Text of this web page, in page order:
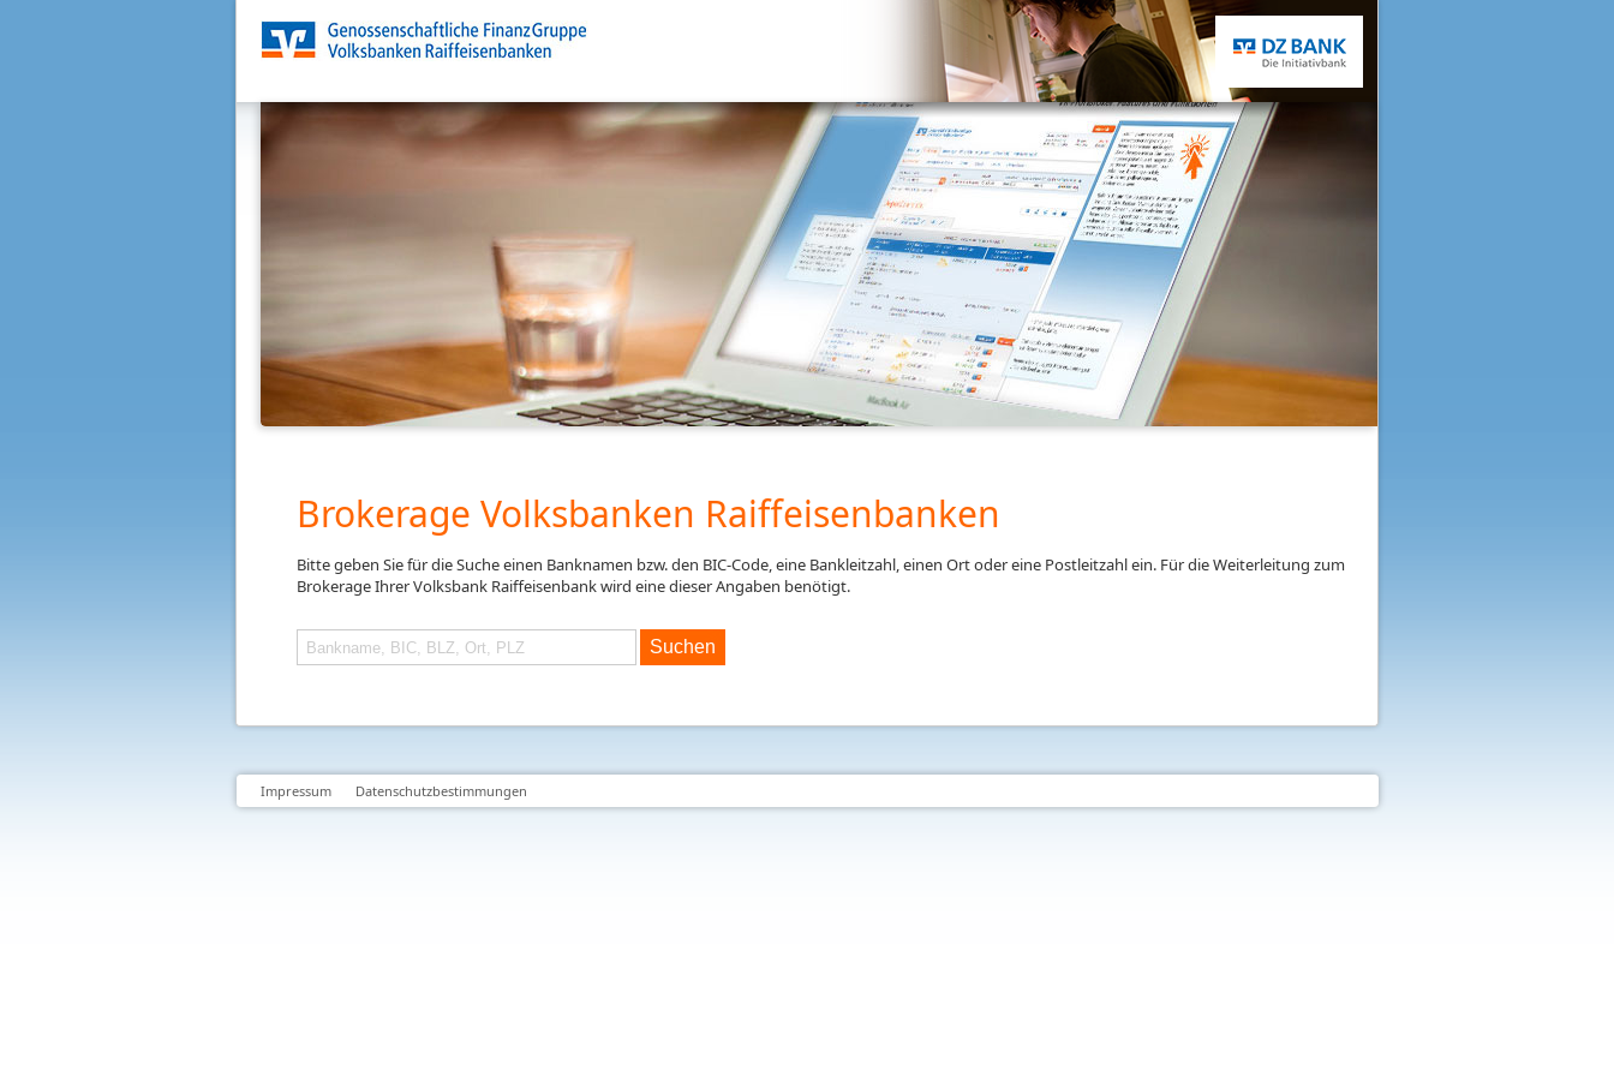
Brokerage Volksbanken Raiffeisenbanken
Bitte geben Sie für die Suche einen Banknamen bzw. den BIC-Code, eine Bankleitzahl, einen Ort oder eine Postleitzahl ein. Für die Weiterleitung zum
Brokerage Ihrer Volksbank Raiffeisenbank wird eine dieser Angaben benötigt.
Suchen
Impressum Datenschutzbestimmungen